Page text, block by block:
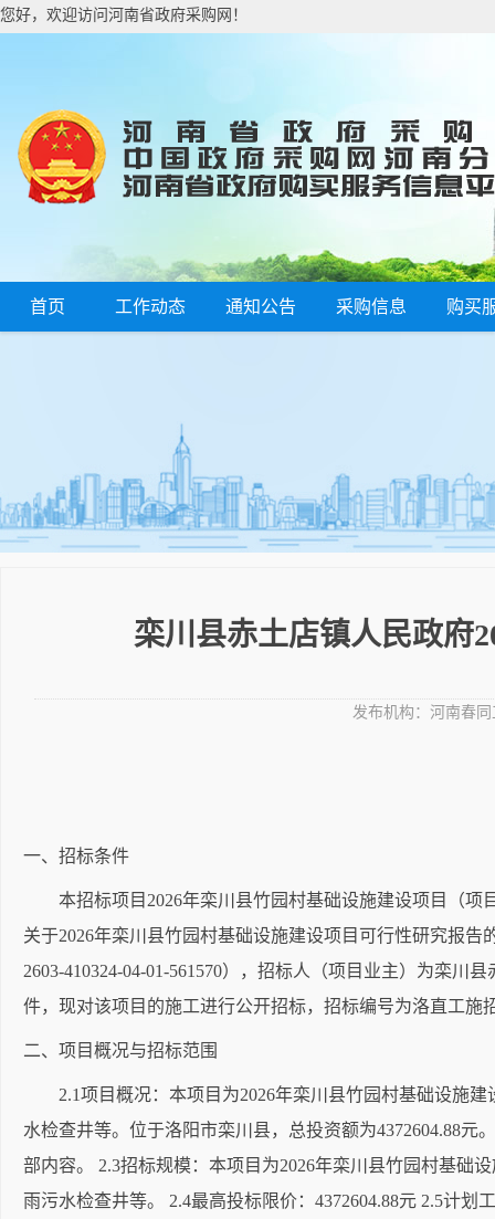
您好，欢迎访问河南省政府采购网！
首页 工作动态 通知公告 采购信息 购买
栾川县赤土店镇人民政府
发布机构： 河南春
一、招标条件
本招标项目2026年栾川县竹园村基础设施建设项目（项
关于2026年栾川县竹园村基础设施建设项目可行性研究报
2603-410324-04-01-561570），招标人（项目业主）为栾
件，现对该项目的施工进行公开招标，招标编号为洛直工施
二、项目概况与招标范围
2.1项目概况：本项目为2026年栾川县竹园村基础设施建
水检查井等。位于洛阳市栾川县，总投资额为4372604.88
部内容。 2.3招标规模：本项目为2026年栾川县竹园村基础
雨污水检查井等。 2.4最高投标限价：4372604.88元 2.5计